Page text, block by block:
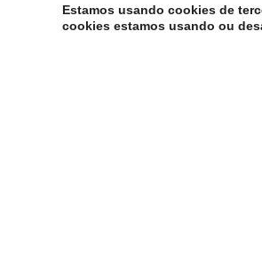
CNPJ: 14.117.329/0001-41
Estamos usando cookies de
cookies estamos usando ou